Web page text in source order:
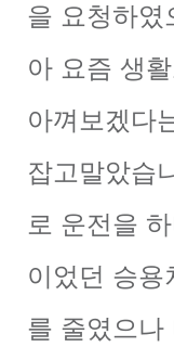
을 요청하
아 요즘 생
아껴보겠다
잡고 말았습
로 운전을
이었던 승용
를 줄였으나